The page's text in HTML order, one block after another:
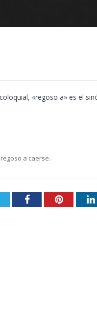
«regoso a» es el
a caerse.
FacebookPinterest